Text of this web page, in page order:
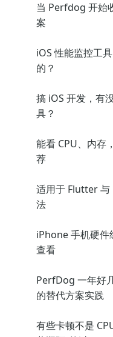
当 Perfdog 开始
案
iOS 性能监控工
的？
搞 iOS 开发，有
具？
能看 CPU、内存
荐
适用于 Flutter 与
法
iPhone 手机硬件
查看
PerfDog 一年好
的替代方案实践
有些卡顿不是